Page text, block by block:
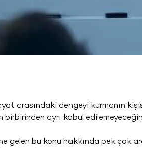
arasındaki dengeyi kurmanın
birbirinden ayrı kabul
gelen bu konu hakkında pek çok